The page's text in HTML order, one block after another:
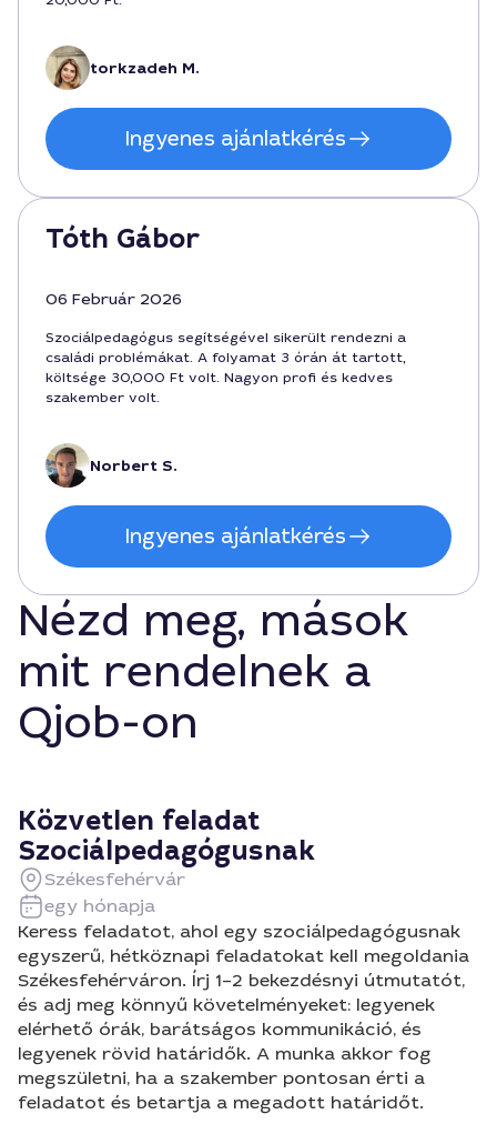
torkzadeh M.
Ingyenes ajánlatkérés
Tóth Gábor
06 Február 2026
Szociálpedagógus segítségével sikerült rendezni a
családi problémákat. A folyamat 3 órán át tartott,
költsége 30,000 Ft volt. Nagyon profi és kedves
szakember volt.
Norbert S.
Ingyenes ajánlatkérés
Nézd meg, mások
mit rendelnek a
Qjob-on
Közvetlen feladat
Szociálpedagógusnak
Székesfehérvár
egy hónapja
Keress feladatot, ahol egy szociálpedagógusnak
egyszerű, hétköznapi feladatokat kell megoldania
Székesfehérváron. Írj 1–2 bekezdésnyi útmutatót,
és adj meg könnyű követelményeket: legyenek
elérhető órák, barátságos kommunikáció, és
legyenek rövid határidők. A munka akkor fog
megszületni, ha a szakember pontosan érti a
feladatot és betartja a megadott határidőt.